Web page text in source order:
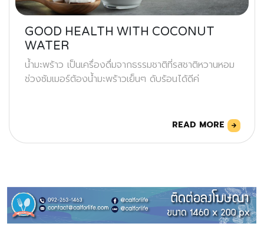
GOOD HEALTH WITH COCONUT
WATER
น้ำมะพร้าว เป็นเครื่องดื่มจากธรรมชาติที่รสชาติหวานหอม
ช่วงซัมเมอร์ต้องน้ำมะพร้าวเย็นๆ ดับร้อนได้ดีค่
READ MORE